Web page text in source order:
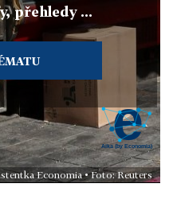
přehledy ...
Economia • Foto: Reuters